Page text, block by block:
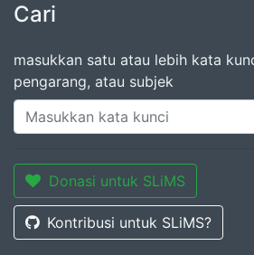
Cari
masukkan satu atau lebih kata
pengarang, atau subjek
Donasi untuk SLiMS
Kontribusi untuk SLiMS?